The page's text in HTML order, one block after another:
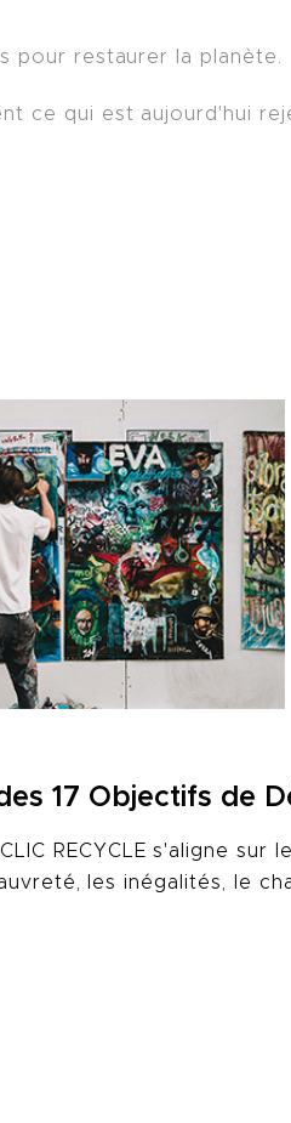
pour restaurer la planète.
ce qui est aujourd'hui
17 Objectifs de
RECYCLE s'aligne
les inégalités, le